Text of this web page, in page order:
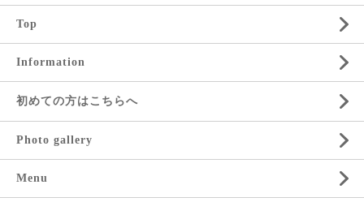
Top
Information
初めての方はこちらへ
Photo gallery
Menu